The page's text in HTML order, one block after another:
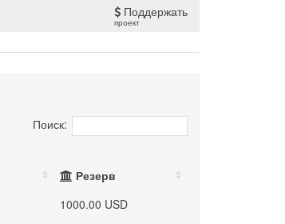
Поддержать
проект
Поиск:
Резерв
1000.00 USD